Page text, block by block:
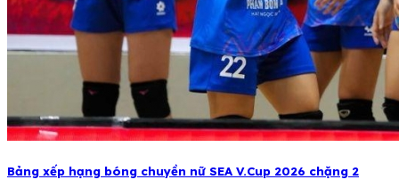
Bảng xếp hạng bóng chuyền nữ SEA V.Cup 2026 chặng 2